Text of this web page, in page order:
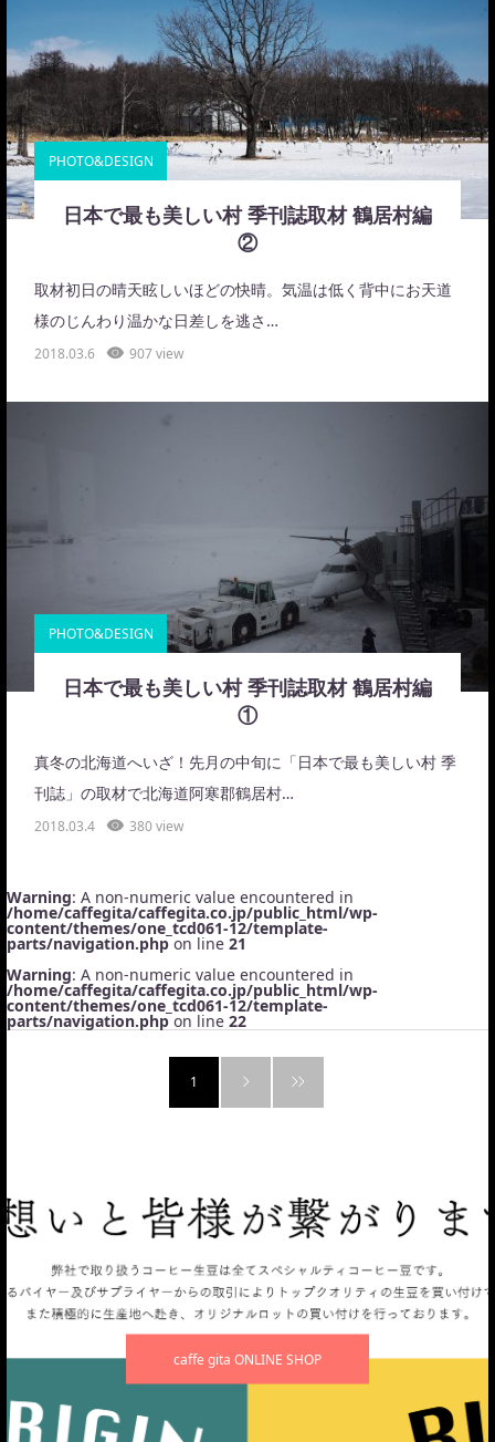
PHOTO&DESIGN
日本で最も美しい村 季刊誌取材 鶴居村編
②
取材初日の晴天眩しいほどの快晴。気温は低く背中にお天道
様のじんわり温かな日差しを逃さ…
2018.03.6 907 view
PHOTO&DESIGN
日本で最も美しい村 季刊誌取材 鶴居村編
①
真冬の北海道へいざ！先月の中旬に「日本で最も美しい村 季
刊誌」の取材で北海道阿寒郡鶴居村…
2018.03.4 380 view
Warning: A non-numeric value encountered in
/home/caffegita/caffegita.co.jp/public_html/wp-
content/themes/one_tcd061-12/template-
parts/navigation.phpon line 21
Warning: A non-numeric value encountered in
/home/caffegita/caffegita.co.jp/public_html/wp-
content/themes/one_tcd061-12/template-
parts/navigation.phpon line 22
1
caffe gita ONLINE SHOP